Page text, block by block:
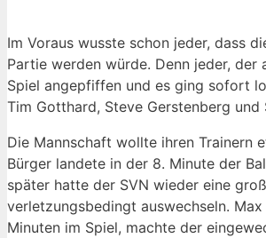
Im Voraus wusste schon jeder, dass
Partie werden würde. Denn jeder,
Spiel angepfiffen und es ging sofort
Tim Gotthard, Steve Gerstenberg
Die Mannschaft wollte ihren Trainern
Bürger landete in der 8. Minute der
später hatte der SVN wieder eine
verletzungsbedingt auswechseln.
Minuten im Spiel, machte der